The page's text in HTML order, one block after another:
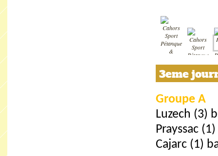
3eme
Groupe A
Luzech (3)
Prayssac
Cajarc (1)